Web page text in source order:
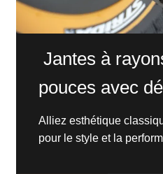
Jantes à
pouces avec
Alliez esthétique
pour le style et la